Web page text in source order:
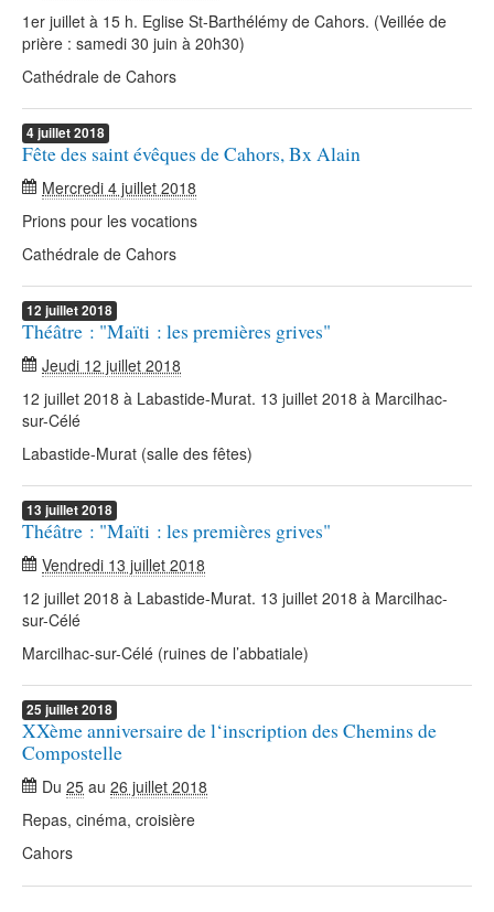
1er juillet à 15 h. Eglise St-Barthélémy de Cahors. (Veillée de
prière : samedi 30 juin à 20h30)
Cathédrale de Cahors
4juillet2018
Fête des saint évêques de Cahors, Bx Alain
Mercredi 4 juillet 2018
Prions pour les vocations
Cathédrale de Cahors
12 juillet2018
Théâtre : "Maïti : les premières grives"
Jeudi 12 juillet 2018
12 juillet 2018 à Labastide-Murat. 13 juillet 2018 à Marcilhac-
sur-Célé
Labastide-Murat (salle des fêtes)
13 juillet2018
Théâtre : "Maïti : les premières grives"
Vendredi 13 juillet 2018
12 juillet 2018 à Labastide-Murat. 13 juillet 2018 à Marcilhac-
sur-Célé
Marcilhac-sur-Célé (ruines de l’abbatiale)
25 juillet2018
XXème anniversaire de l‘inscription des Chemins de
Compostelle
Du 25 au 26 juillet 2018
Repas, cinéma, croisière
Cahors